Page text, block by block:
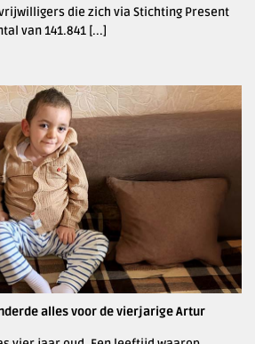
die zich via Stichting Present
van 141.841 [...]
alles voor de vierjarige Artur